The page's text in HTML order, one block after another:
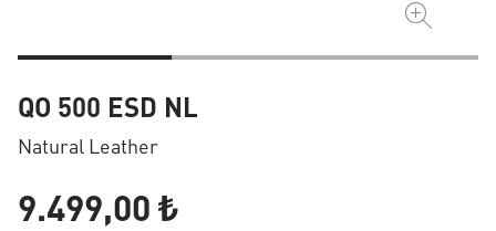
QO 500 ESD NL
Natural Leather
9.499,00 ₺